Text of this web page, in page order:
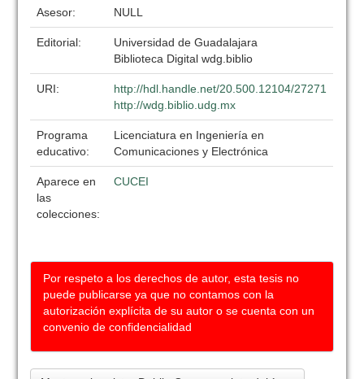
Asesor: NULL
Editorial:
Universidad de Guadalajara
Biblioteca Digital wdg.biblio
URI:
http://hdl.handle.net/20.500.12104/27271
http://wdg.biblio.udg.mx
Programa
educativo:
Licenciatura en Ingeniería en
Comunicaciones y Electrónica
Aparece en
las
colecciones:
CUCEI
Por respeto a los derechos de autor, esta tesis no
puede publicarse ya que no contamos con la
autorización explícita de su autor o se cuenta con un
convenio de confidencialidad